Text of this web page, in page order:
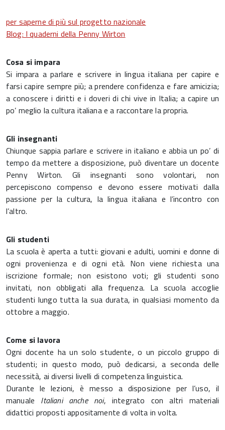
per saperne di più sul progetto nazionale
Blog: I quaderni della Penny Wirton
Cosa si impara
Si impara a parlare e scrivere in lingua italiana per capire e
farsi capire sempre più; a prendere confidenza e fare amicizia;
a conoscere i diritti e i doveri di chi vive in Italia; a capire un
po’ meglio la cultura italiana e a raccontare la propria.
Gli insegnanti
Chiunque sappia parlare e scrivere in italiano e abbia un po’ di
tempo da mettere a disposizione, può diventare un docente
Penny Wirton. Gli insegnanti sono volontari, non
percepiscono compenso e devono essere motivati dalla
passione per la cultura, la lingua italiana e l’incontro con
l’altro.
Gli studenti
La scuola è aperta a tutti: giovani e adulti, uomini e donne di
ogni provenienza e di ogni età. Non viene richiesta una
iscrizione formale; non esistono voti; gli studenti sono
invitati, non obbligati alla frequenza. La scuola accoglie
studenti lungo tutta la sua durata, in qualsiasi momento da
ottobre a maggio.
Come si lavora
Ogni docente ha un solo studente, o un piccolo gruppo di
studenti; in questo modo, può dedicarsi, a seconda delle
necessità, ai diversi livelli di competenza linguistica.
Durante le lezioni, è messo a disposizione per l’uso, il
manuale Italiani anche noi, integrato con altri materiali
didattici proposti appositamente di volta in volta.